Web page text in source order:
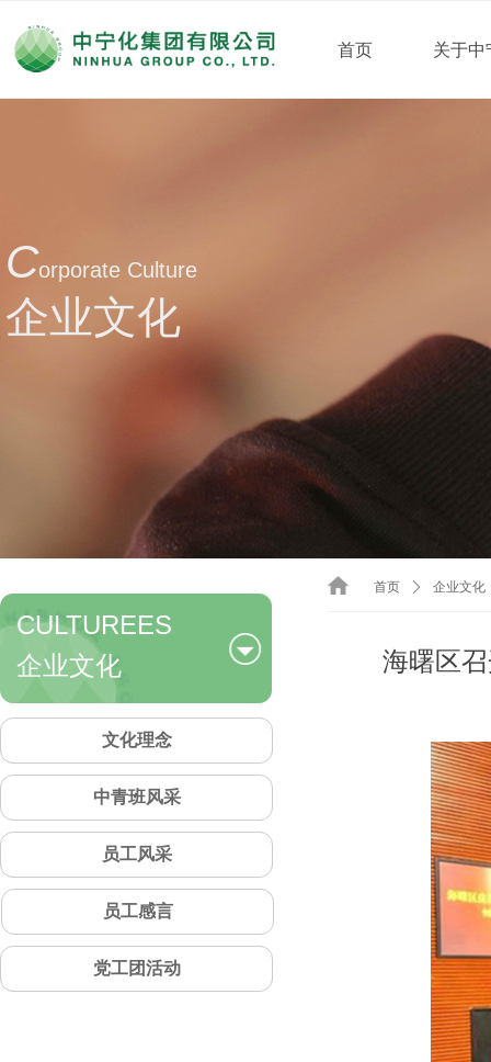
Corporate Culture
企业文化
首页 关于中
海曙区
首页 ꄲ 企业文化
CULTUREES
企业文化
文化理念
员工风采
党工团活动
员工感言
中青班风采